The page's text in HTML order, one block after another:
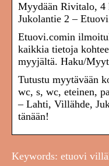
Myydään Rivitalo, 4
Jukolantie 2 –
Etuovi.comin
kaikkia tietoja
myyjältä. Haku/
Tutustu myytävään
wc, s, wc, eteinen,
– Lahti, Villähde,
tänään!
Keywords: etuovi